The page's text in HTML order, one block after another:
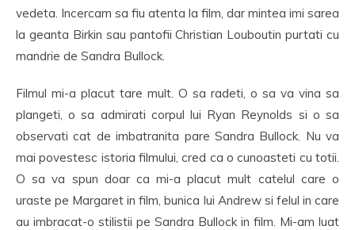
vedeta. Incercam sa fiu atenta la film, dar mintea imi sarea
la geanta Birkin sau pantofii Christian Louboutin purtati cu
mandrie de Sandra Bullock.
Filmul mi-a placut tare mult. O sa radeti, o sa va vina sa
plangeti, o sa admirati corpul lui Ryan Reynolds si o sa
observati cat de imbatranita pare Sandra Bullock. Nu va
mai povestesc istoria filmului, cred ca o cunoasteti cu totii.
O sa va spun doar ca mi-a placut mult catelul care o
uraste pe Margaret in film, bunica lui Andrew si felul in care
au imbracat-o stilistii pe Sandra Bullock in film. Mi-am luat